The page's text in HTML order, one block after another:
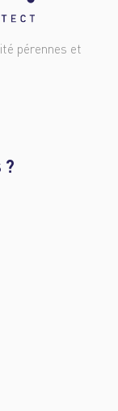
pérennes et
?